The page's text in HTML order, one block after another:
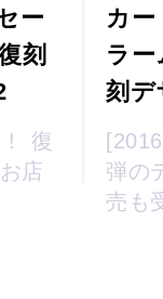
ー
刻
復
店
カ
ラ
刻
弾の
売も